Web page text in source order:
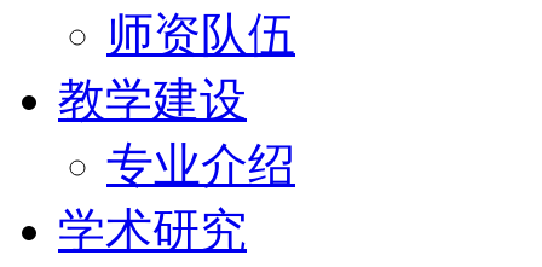
师资队伍
教学建设
专业介绍
学术研究